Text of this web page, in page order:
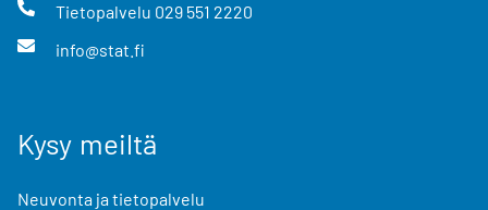
Tietopalvelu 029 551 2220
info@stat.fi
Kysy meiltä
Neuvonta ja tietopalvelu